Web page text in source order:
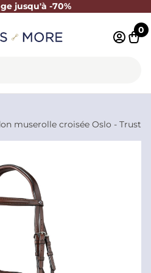
jusqu'à -70%
Fermer
0
muserolle croisée Oslo - Trust